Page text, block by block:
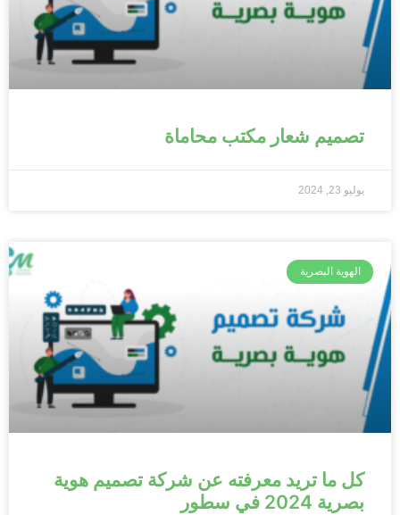
تصميم شعار مكتب محاماة
يوليو 23, 2024
الهوية البصرية
كل ما تريد معرفته عن شركة تصميم هوية
بصرية 2024 في سطور